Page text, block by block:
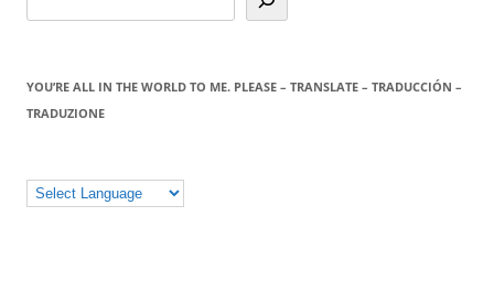
YOU’RE ALL IN THE WORLD TO ME. PLEASE – TRANSLATE – TRADUCCIÓN –
TRADUZIONE